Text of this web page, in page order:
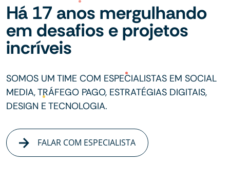
Há 17 anos mergulhando
em desafios e projetos
incríveis
SOMOS UM TIME COM ESPECIALISTAS EM SOCIAL
MEDIA, TRÁFEGO PAGO, ESTRATÉGIAS DIGITAIS,
DESIGN E TECNOLOGIA.
FALAR COM ESPECIALISTA